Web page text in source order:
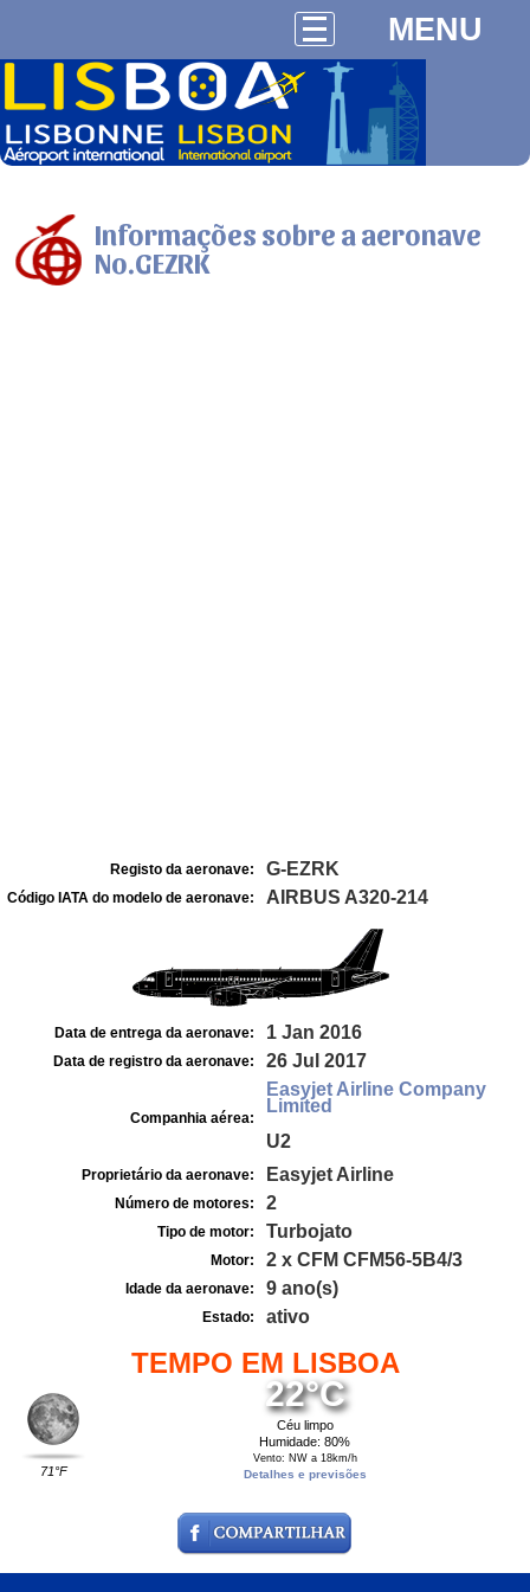
MENU
Informações sobre a aeronave
No.GEZRK
Registo da aeronave: G-EZRK
Código IATA do modelo de aeronave: AIRBUS A320-214
Data de entrega da aeronave: 1 Jan 2016
Data de registro da aeronave: 26 Jul 2017
Companhia aérea:
Easyjet Airline Company
Limited
U2
Proprietário da aeronave: Easyjet Airline
Número de motores: 2
Tipo de motor: Turbojato
Motor: 2 x CFM CFM56-5B4/3
Idade da aeronave: 9 ano(s)
Estado: ativo
TEMPO EM LISBOA
71°F
22°C
Céu limpo
Humidade: 80%
Vento: NW a 18km/h
Detalhes e previsões